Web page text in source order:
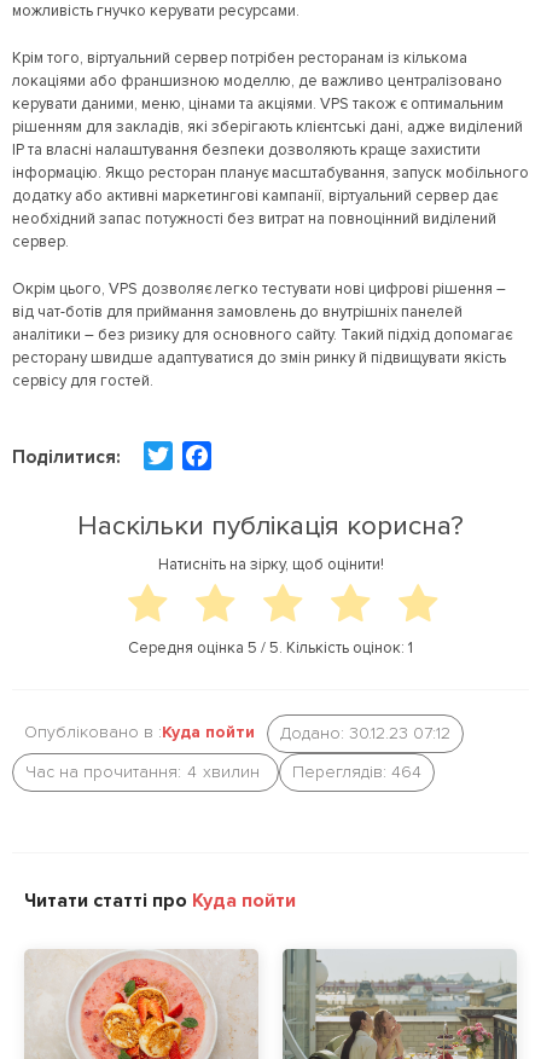
можливість гнучко керувати ресурсами.
Крім того, віртуальний сервер потрібен ресторанам із кількома
локаціями або франшизною моделлю, де важливо централізовано
керувати даними, меню, цінами та акціями. VPS також є оптимальним
рішенням для закладів, які зберігають клієнтські дані, адже виділений
IP та власні налаштування безпеки дозволяють краще захистити
інформацію. Якщо ресторан планує масштабування, запуск мобільного
додатку або активні маркетингові кампанії, віртуальний сервер дає
необхідний запас потужності без витрат на повноцінний виділений
сервер.
Окрім цього, VPS дозволяє легко тестувати нові цифрові рішення –
від чат-ботів для приймання замовлень до внутрішніх панелей
аналітики – без ризику для основного сайту. Такий підхід допомагає
ресторану швидше адаптуватися до змін ринку й підвищувати якість
сервісу для гостей.
Поділитися:
t
b
o
k
Наскільки публікація корисна?
Натисніть на зірку, щоб оцінити!
Середня оцінка 5 / 5. Кількість оцінок: 1
Опубліковано в :Куда пойти
Додано: 30.12.23 07:12
Час на прочитання: 4 хвилин Переглядів: 464
Читати статті про Куда пойти